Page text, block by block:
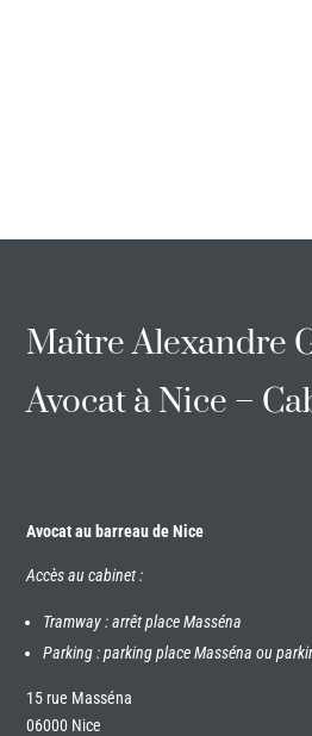
Maître Alexandre
Avocat à Nice –
Avocat au barreau de Nice
Accès au cabinet :
Tramway : arrêt place Masséna
Parking : parking place Masséna ou
15 rue Masséna
06000 Nice